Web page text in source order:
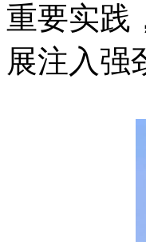
重要实践
展注入强